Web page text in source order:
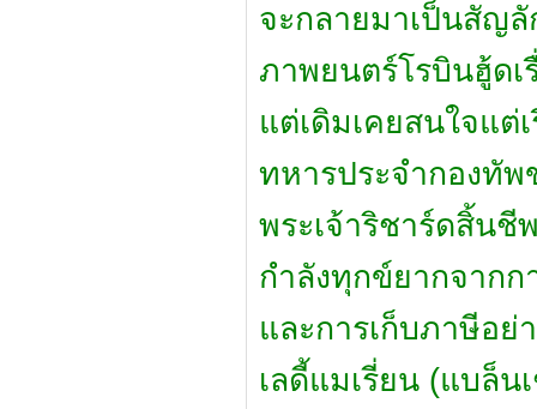
จะกลายมาเป็นสัญ
ภาพยนตร์โรบินฮู้ดเ
แต่เดิมเคยสนใจแต่
ทหารประจำกองทัพ
พระเจ้าริชาร์ดสิ้นชี
กำลังทุกข์ยากจาก
และการเก็บภาษีอ
เลดี้แมเรี่ยน (แบล็